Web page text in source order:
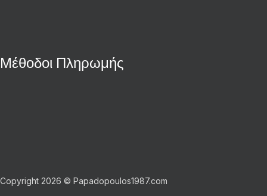
Μέθοδοι Πληρωμής
Copyright 2026 © Papadopoulos1987.com